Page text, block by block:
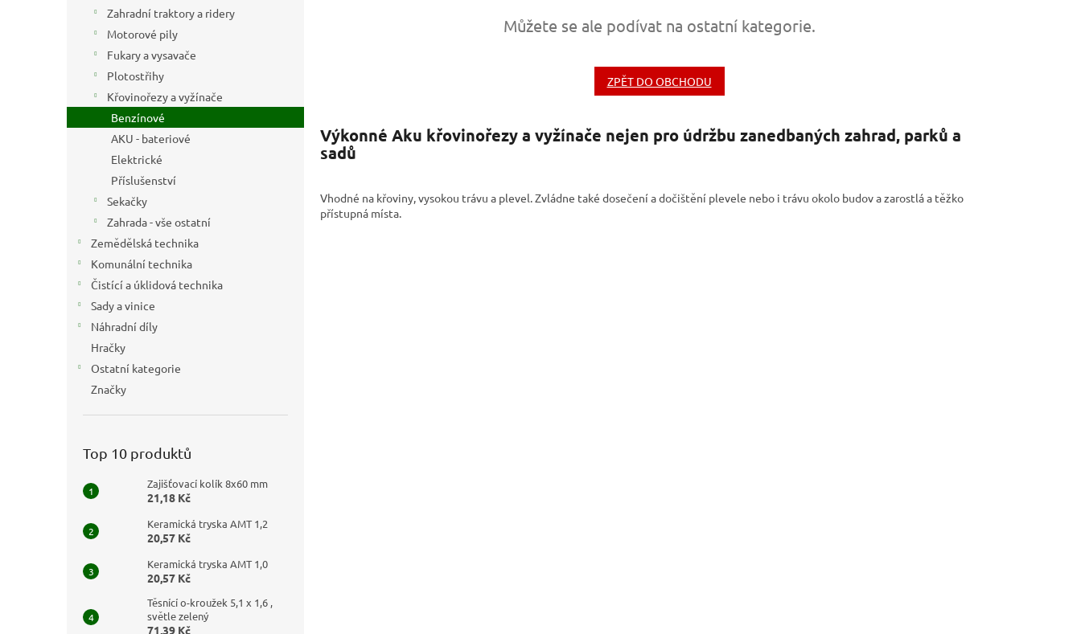
Zahradní traktory a ridery
Motorové pily
Fukary a vysavače
Plotostřihy
Křovinořezy a vyžínače
Benzínové
AKU - bateriové
Elektrické
Příslušenství
Sekačky
Zahrada - vše ostatní
Zemědělská technika
Komunální technika
Čistící a úklidová technika
Sady a vinice
Náhradní díly
Hračky
Ostatní kategorie
Značky
Top 10 produktů
Zajišťovací kolík 8x60 mm
21,18 Kč
Keramická tryska AMT 1,2
20,57 Kč
Keramická tryska AMT 1,0
20,57 Kč
Těsnící o-kroužek 5,1 x 1,6 ,
světle zelený
71,39 Kč
Můžete se ale podívat na ostatní kategorie.
ZPĚT DO OBCHODU
Výkonné Aku křovinořezy a vyžínače nejen pro údržbu zanedbaných zahrad, parků a
sadů
Vhodné na křoviny, vysokou trávu a plevel. Zvládne také dosečení a dočištění plevele nebo i trávu okolo budov a zarostlá a těžko
přístupná místa.